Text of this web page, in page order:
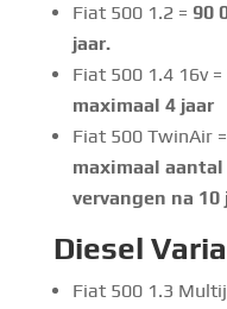
Fiat 500 1.2 = 90
jaar.
Fiat 500 1.4 16v =
maximaal 4 jaar
Fiat 500 TwinAir =
maximaal
vervangen na 10
Diesel
Fiat 500 1.3